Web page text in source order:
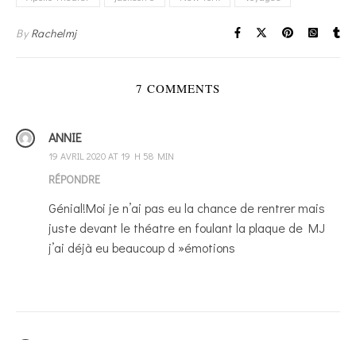
ByRachelmj
7 COMMENTS
ANNIE
19 AVRIL 2020 AT 19 H 58 MIN
RÉPONDRE
Génial!Moi je n’ai pas eu la chance de rentrer mais
juste devant le théatre en foulant la plaque de MJ
j’ai déjà eu beaucoup d »émotions